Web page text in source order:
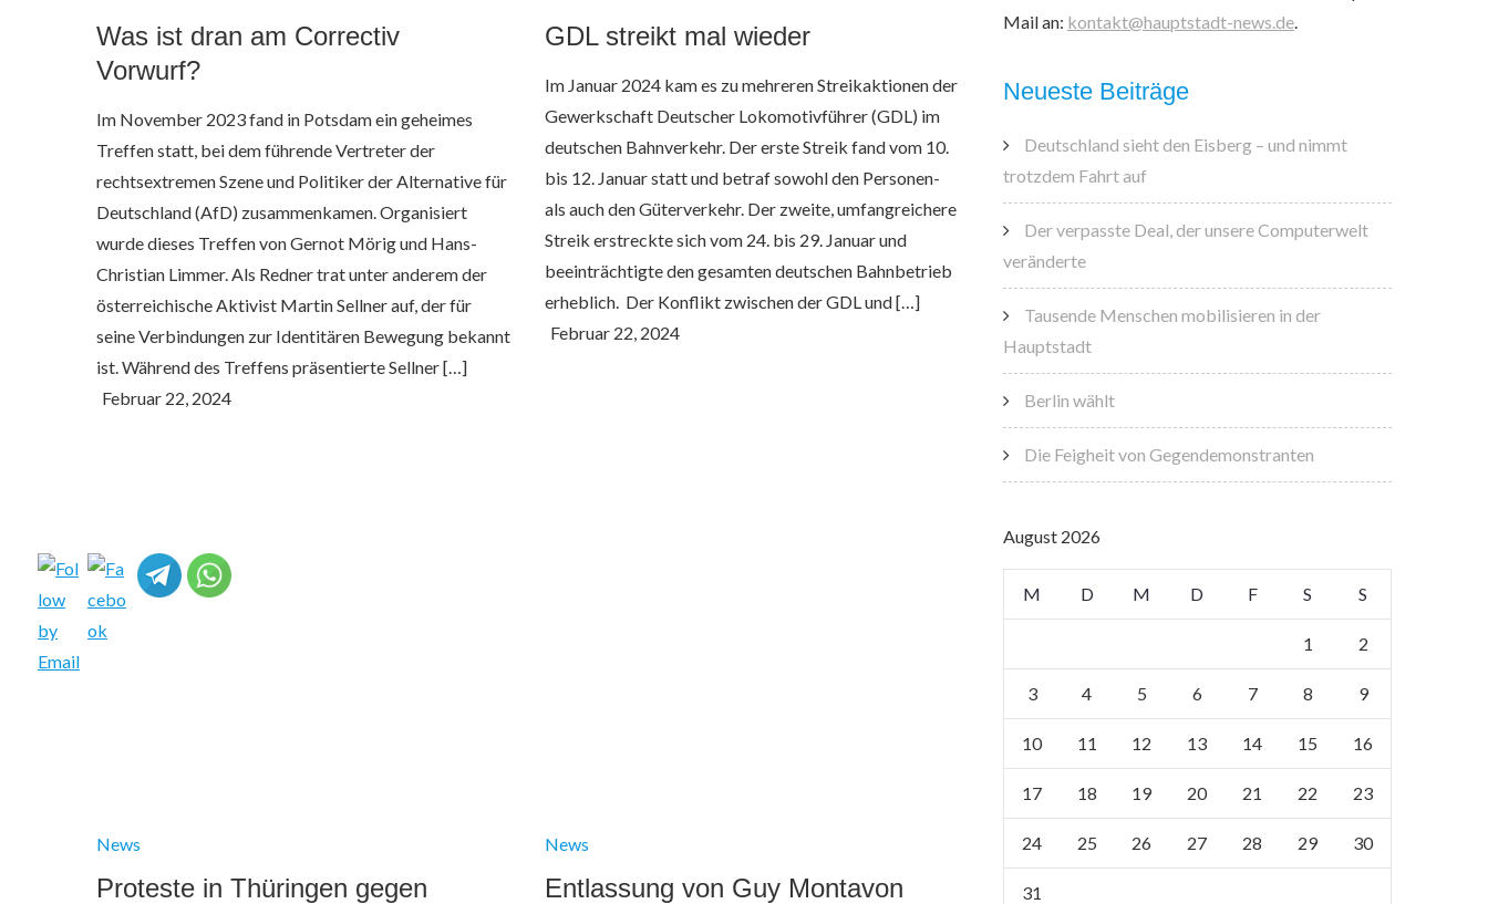
Was ist dran am Correctiv
Vorwurf?
Im November 2023 fand in Potsdam ein geheimes
Treffen statt, bei dem führende Vertreter der
rechtsextremen Szene und Politiker der Alternative für
Deutschland (AfD) zusammenkamen. Organisiert
wurde dieses Treffen von Gernot Mörig und Hans-
Christian Limmer. Als Redner trat unter anderem der
österreichische Aktivist Martin Sellner auf, der für
seine Verbindungen zur Identitären Bewegung bekannt
ist. Während des Treffens präsentierte Sellner […]
GDL streikt mal wieder
Im Januar 2024 kam es zu mehreren Streikaktionen der
Gewerkschaft Deutscher Lokomotivführer (GDL) im
deutschen Bahnverkehr. Der erste Streik fand vom 10.
bis 12. Januar statt und betraf sowohl den Personen-
als auch den Güterverkehr. Der zweite, umfangreichere
Streik erstreckte sich vom 24. bis 29. Januar und
beeinträchtigte den gesamten deutschen Bahnbetrieb
erheblich. ​ Der Konflikt zwischen der GDL und […]
News
Proteste in Thüringen gegen
News
Entlassung von Guy Montavon
Mail an: kontakt@hauptstadt-news.de.
Neueste Beiträge
Deutschland sieht den Eisberg – und nimmt
trotzdem Fahrt auf
Der verpasste Deal, der unsere Computerwelt
veränderte
Tausende Menschen mobilisieren in der
Hauptstadt
Berlin wählt
Die Feigheit von Gegendemonstranten
August 2026
M D M D F S S
1 2
3 4 5 6 7 8 9
10 11 12 13 14 15 16
17 18 19 20 21 22 23
24 25 26 27 28 29 30
31